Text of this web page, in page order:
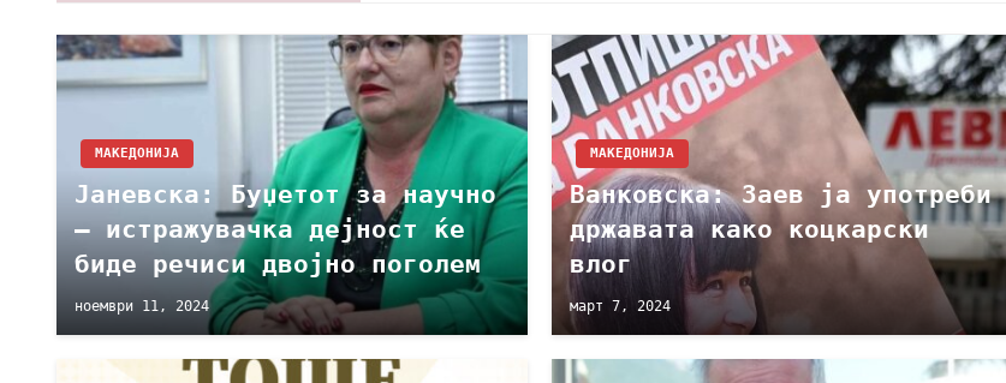
МАКЕДОНИЈА
Јаневска: Буџетот за научно
– истражувачка дејност ќе
биде речиси двојно поголем
ноември 11, 2024
МАКЕДОНИЈА
Ванковска: Заев ја употреби
државата како коцкарски
влог
март 7, 2024